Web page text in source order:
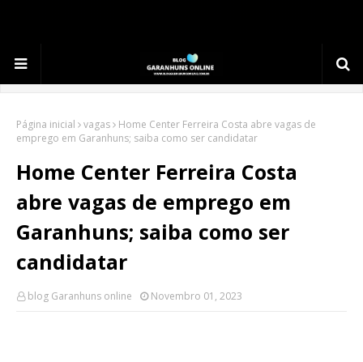
Página inicial vagas
Home Center Ferreira Costa abre vagas de
emprego em Garanhuns; saiba como ser candidatar
Home Center Ferreira Costa
abre vagas de emprego em
Garanhuns; saiba como ser
candidatar
blog Garanhuns online Novembro 01, 2023